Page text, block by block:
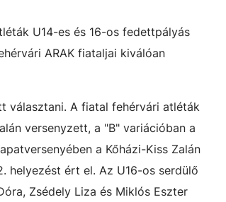
U14-es és 16-os fedettpályás
ARAK fiataljai kiválóan
választani. A fiatal fehérvári atléták
versenyzett, a "B" variációban a
a Kőházi-Kiss Zalán
helyezést ért el. Az U16-os serdülő
Zsédely Liza és Miklós Eszter